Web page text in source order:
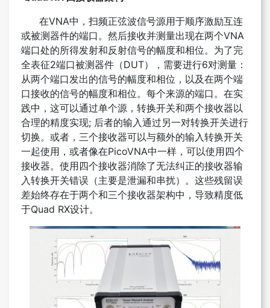
在VNA中，扫频正弦波信号源用于顺序激励互连
或被测器件的端口。然后接收并测量出现在两个VNA
端口处的所得发射和反射信号的幅度和相位。为了完
全表征2端口被测器件（DUT），需要进行6对测量：
从两个端口发出的信号的幅度和相位，以及在两个端
口接收的信号的幅度和相位。每个来源的端口。在实
践中，这可以通过单个源，转换开关和两个接收器以
合理的精度实现; 后者的输入通过另一对转换开关进行
切换。或者，三个接收器可以与额外的输入转换开关
一起使用，或者像在PicoVNA中一样，可以使用四个
接收器。使用四个接收器消除了无法纠正的接收器输
入转换开关错误（主要是泄漏和串扰）。这些残留误
差始终存在于两个和三个接收器架构中，导致精度低
于Quad RX设计。